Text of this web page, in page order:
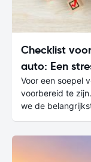
Checklist
auto: Een
Voor een soepel
voorbereid te
we de